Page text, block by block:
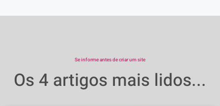
Se informe antes de criar um site
Os 4 artigos mais lidos...